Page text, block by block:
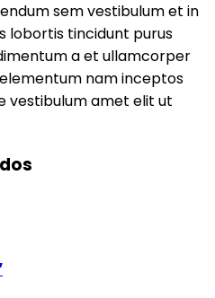
sem vestibulum et in
lobortis tincidunt purus
a et ullamcorper
nam inceptos
vestibulum amet elit ut